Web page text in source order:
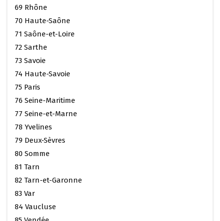
69 Rhône
70 Haute-Saône
71 Saône-et-Loire
72 Sarthe
73 Savoie
74 Haute-Savoie
75 Paris
76 Seine-Maritime
77 Seine-et-Marne
78 Yvelines
79 Deux-Sèvres
80 Somme
81 Tarn
82 Tarn-et-Garonne
83 Var
84 Vaucluse